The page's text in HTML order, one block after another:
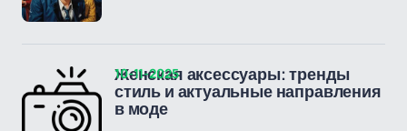
Женская аксессуары: тренды
стиль и актуальные направления
в моде
10-11-2025